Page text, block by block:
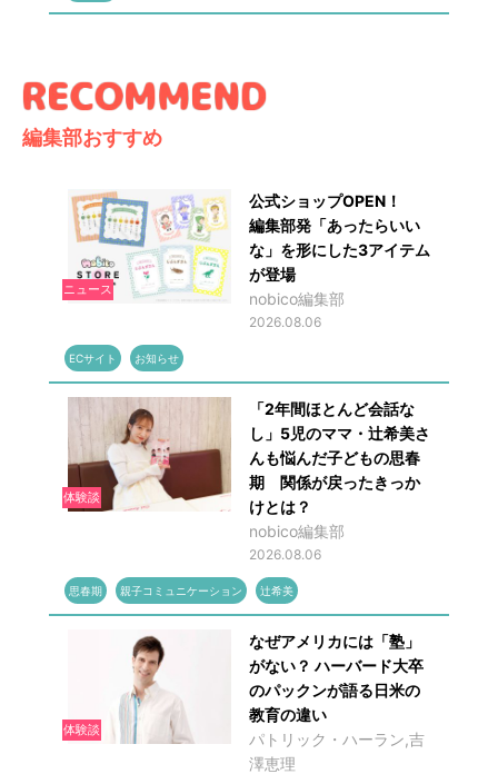
編集部おすすめ
ニュース
公式ショップOPEN！
編集部発「あったらいい
な」を形にした3アイテム
が登場
nobico編集部
2026.08.06
ECサイト お知らせ
体験談
「2年間ほとんど会話な
し」5児のママ・辻希美さ
んも悩んだ子どもの思春
期 関係が戻ったきっか
けとは？
nobico編集部
2026.08.06
思春期 親子コミュニケーション 辻希美
体験談
なぜアメリカには「塾」
がない？ ハーバード大卒
のパックンが語る日米の
教育の違い
パトリック・ハーラン,吉
澤恵理